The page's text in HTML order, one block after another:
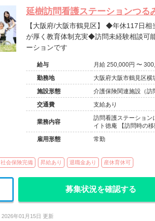
延樹訪問看護ステーションつる
【大阪府/大阪市鶴見区】 ◆年休117日相当◆土日祝休み相談可◆残業ほぼなし◆離職率0％◆ベテラン層
が厚く教育体制充実◆訪問未経験相談可
ーションです
給与
月給
勤務地
大阪府大阪市鶴見区
施設形態
介護保険関連施設（訪
交通費
支給あり
業務内容
訪問看護ステーション
イト徳庵 【訪問時の
雇用形態
常勤
社会保険完備 昇給あり 退職金あり 産休育休可
募集状況を確認する
2026年01月15日 更新